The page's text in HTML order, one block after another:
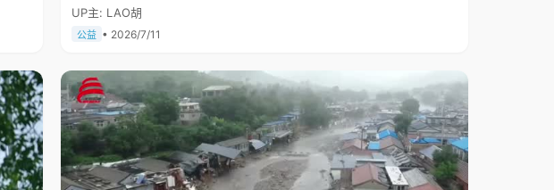
UP主: LAO胡
公益 • 2026/7/11